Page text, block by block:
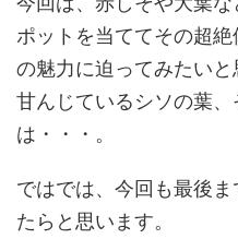
ポットを当ててその超
の魅力に迫ってみたい
甘んじているシソの葉
は・・・。
ではでは、今回も最後
たらと思います。